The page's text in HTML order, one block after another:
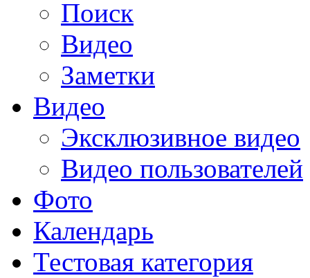
Поиск
Видео
Заметки
Видео
Эксклюзивное видео
Видео пользователей
Фото
Календарь
Тестовая категория